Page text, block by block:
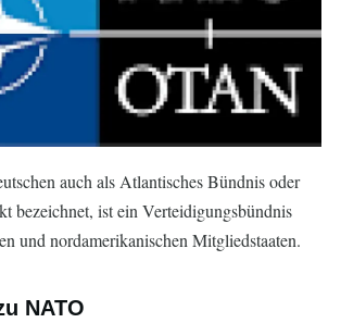
auch als Atlantisches Bündnis oder
bezeichnet, ist ein Verteidigungsbündnis
und nordamerikanischen Mitgliedstaaten.
NATO